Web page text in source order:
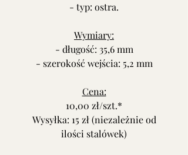
- typ: ostra.
Wymiary:
- długość: 35,6 mm
- szerokość wejścia: 5,2 mm
Cena:
10,00 zł/szt.*
Wysyłka: 15 zł (niezależnie od
ilości stalówek)